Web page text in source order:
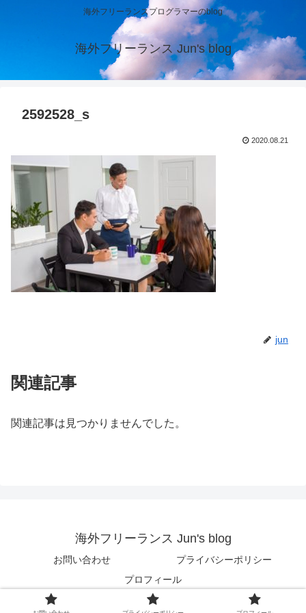
海外フリーランスプログラマーのblog
海外フリーランス Jun's blog
2592528_s
2020.08.21
jun
関連記事
関連記事は見つかりませんでした。
海外フリーランス Jun's blog
お問い合わせ
プライバシーポリシー
プロフィール
© 2018 海外フリーランス Jun's blog.